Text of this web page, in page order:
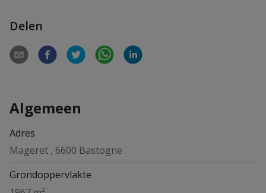
Delen
Algemeen
Adres
Mageret , 6600 Bastogne
Grondoppervlakte